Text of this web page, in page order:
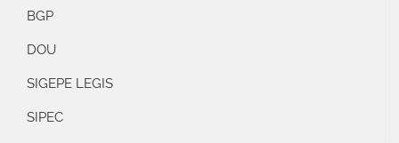
BGP
DOU
SIGEPE LEGIS
SIPEC